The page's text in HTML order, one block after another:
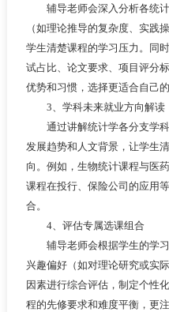
辅导老师会深入分析各统计
（如理论推导的复杂度、实践
学生清楚课程的学习压力。同
试占比、论文要求、项目评分
优势和习惯，选择更适合自己的
3、学科未来就业方向解读
通过讲解统计学各分支学科
发展趋势和人文背景，让学生
向。例如，生物统计课程与医
课程在投行、保险公司的应用
合。
4、评估专属选课组合
辅导老师会根据学生的学习
兴趣偏好（如对理论研究或实
因素进行综合评估，制定个性
程的先修要求和难度平衡，更